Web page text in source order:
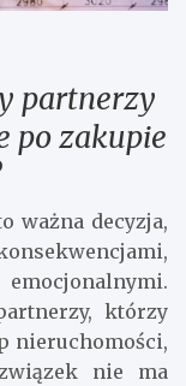
partnerzy
po zakupie
ważna decyzja,
którzy
nieruchomości,
nie ma